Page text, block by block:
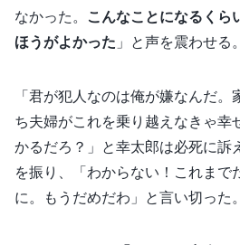
なかった。
こんなことになるくら
ほうがよかった 」と声を震わせる。
「君が犯人なのは俺が嫌なんだ
ち夫婦がこれを乗り越えなきゃ幸
かるだろ？」と幸太郎は必死に訴
を振り、「わからない！これまで
に。もうだめだわ」と言い切った。